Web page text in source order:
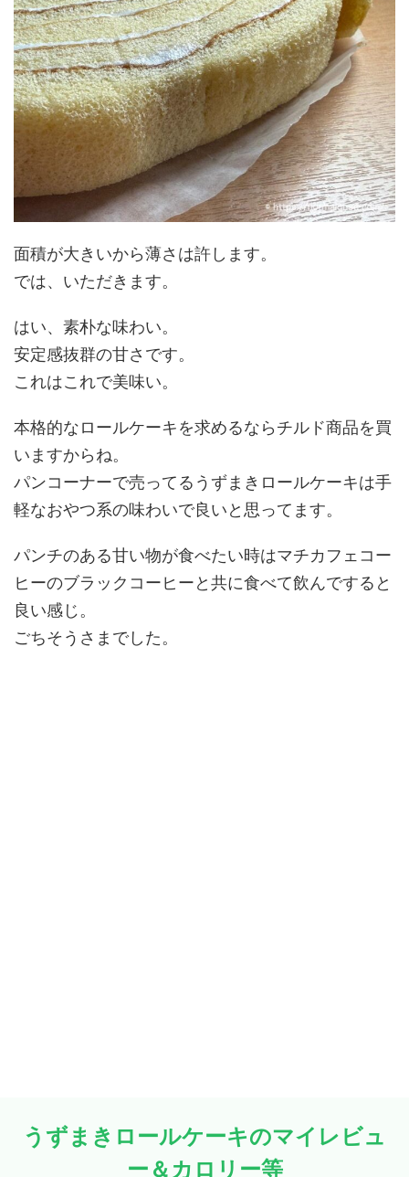
面積が大きいから薄さは許します。
では、いただきます。
はい、素朴な味わい。
安定感抜群の甘さです。
これはこれで美味い。
本格的なロールケーキを求めるならチルド商品を買
いますからね。
パンコーナーで売ってるうずまきロールケーキは手
軽なおやつ系の味わいで良いと思ってます。
パンチのある甘い物が食べたい時はマチカフェコー
ヒーのブラックコーヒーと共に食べて飲んですると
良い感じ。
ごちそうさまでした。
うずまきロールケーキのマイレビュ
ー＆カロリー等